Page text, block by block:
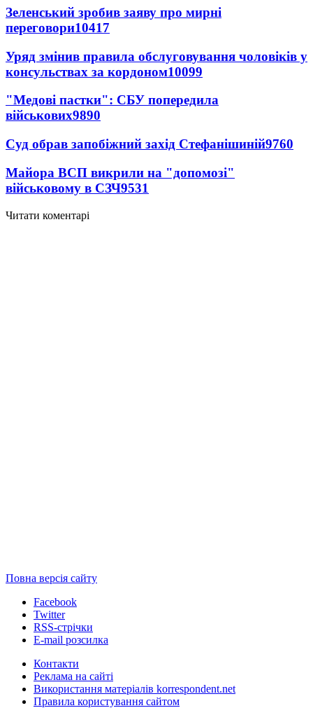
Зеленський зробив заяву про мирні
переговори10417
Уряд змінив правила обслуговування чоловіків у
консульствах за кордоном10099
"Медові пастки": СБУ попередила
військових9890
Суд обрав запобіжний захід Стефанішиній9760
Майора ВСП викрили на "допомозі"
військовому в СЗЧ9531
Читати коментарі
Повна версія сайту
Facebook
Twitter
RSS-стрічки
E-mail розсилка
Контакти
Реклама на сайті
Використання матеріалів korrespondent.net
Правила користування сайтом